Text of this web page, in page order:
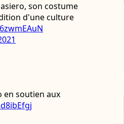
son costume
d'une culture
en soutien aux